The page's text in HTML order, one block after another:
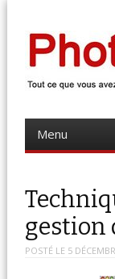
Photo
Menu
content
gestion
POSTÉ LE 5